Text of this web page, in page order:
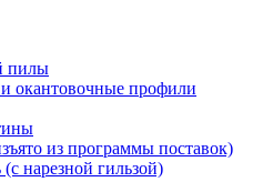
пилы
окантовочные профили
из программы поставок)
нарезной гильзой)